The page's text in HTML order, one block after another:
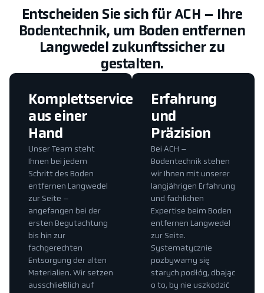
Entscheiden Sie sich für ACH – Ihre
Bodentechnik, um Boden entfernen
Langwedel zukunftssicher zu
gestalten.
Erfahrung
und
Präzision
Bei ACH –
Bodentechnik stehen
wir Ihnen mit unserer
langjährigen Erfahrung
und fachlichen
Expertise beim Boden
entfernen Langwedel
zur Seite.
Systematycznie
pozbywamy się
starych podłóg, dbając
o to, by nie uszkodzić
Komplettservice
aus einer
Hand
Unser Team steht
Ihnen bei jedem
Schritt des Boden
entfernen Langwedel
zur Seite –
angefangen bei der
ersten Begutachtung
bis hin zur
fachgerechten
Entsorgung der alten
Materialien. Wir setzen
ausschließlich auf